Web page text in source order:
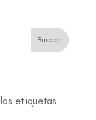
Buscar
etiquetas